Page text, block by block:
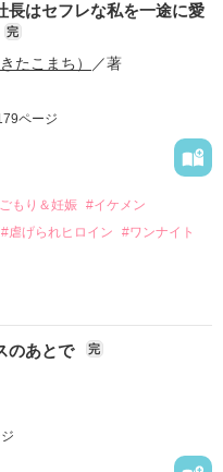
いた美桜。
の関係は壊れてしまう。
の離婚によって
れになった。
と思っていた哲平に
。
は
直ぐに告げてきた。
持ちを隠すことなく
ー被害に
してきて――。
長はセフレな私を一途に愛
完
たこまち） ／著
ページ
もり＆妊娠 #イケメン
#虐げられヒロイン
#ワンナイト
まくいかなかった梅田美
ろ、日本人美青年と出会
なる。
イトした美青年と再会。
にも関わらず、一族を離
でも冷徹だと評判な社長
のあとで 完